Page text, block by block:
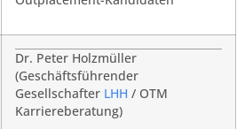
Dr. Peter Holzmüller
(Geschäftsführender
Gesellschafter LHH / OTM
Karriereberatung)